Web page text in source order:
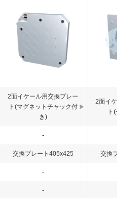
2面イケール用交換プレー
ト(マグネットチャック付
き)
2面イケール
ト(チャ
-
交換プレート405x425 交換プレー
-
-